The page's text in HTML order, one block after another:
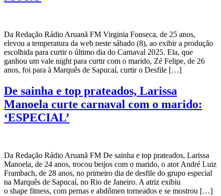
Da Redação Rádio Aruanã FM Virginia Fonseca, de 25 anos,
elevou a temperatura da web neste sábado (8), ao exibir a produção
escolhida para curtir o último dia do Carnaval 2025. Ela, que
ganhou um vale night para curtir com o marido, Zé Felipe, de 26
anos, foi para à Marquês de Sapucaí, curtir o Desfile […]
De sainha e top prateados, Larissa
Manoela curte carnaval com o marido:
‘ESPECIAL’
Da Redação Rádio Aruanã FM De sainha e top prateados, Larissa
Manoela, de 24 anos, trocou beijos com o marido, o ator André Luiz
Frambach, de 28 anos, no primeiro dia de desfile do grupo especial
na Marquês de Sapucaí, no Rio de Janeiro. A atriz exibiu
o shape fitness, com pernas e abdômen torneados e se mostrou […]